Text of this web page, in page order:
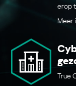
erop
Meer
True